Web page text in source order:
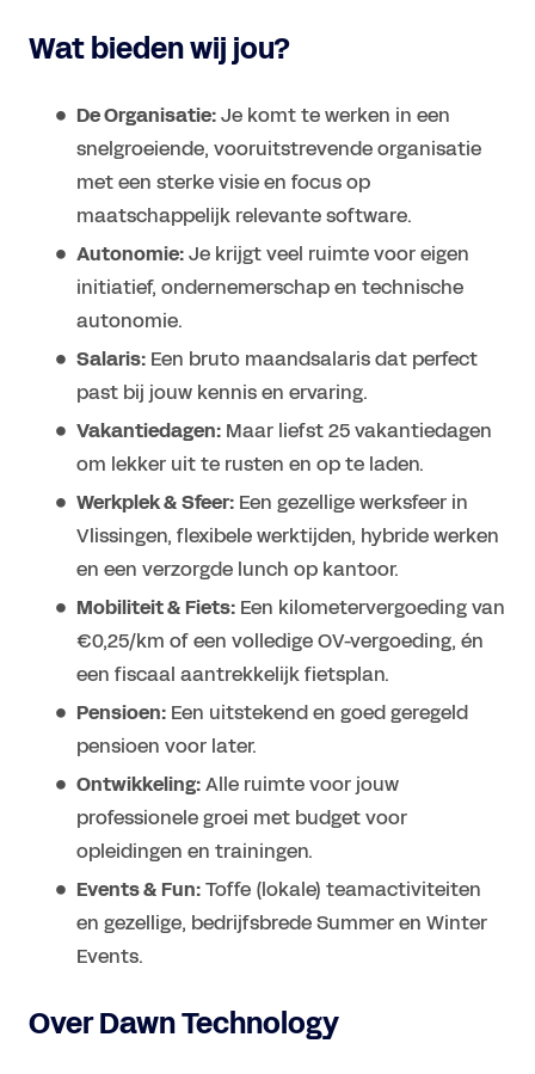
Wat bieden wij jou?
De Organisatie:Je komt te werken in een
snelgroeiende, vooruitstrevende organisatie
met een sterke visie en focus op
maatschappelijk relevante software.
Autonomie:Je krijgt veel ruimte voor eigen
initiatief, ondernemerschap en technische
autonomie.
Salaris: Een bruto maandsalaris dat perfect
past bij jouw kennis en ervaring.
Vakantiedagen: Maar liefst 25 vakantiedagen
om lekker uit te rusten en op te laden.
Werkplek & Sfeer: Een gezellige werksfeer in
Vlissingen, flexibele werktijden, hybride werken
en een verzorgde lunch op kantoor.
Mobiliteit & Fiets: Een kilometervergoeding van
€0,25/km of een volledige OV-vergoeding, én
een fiscaal aantrekkelijk fietsplan.
Pensioen: Een uitstekend en goed geregeld
pensioen voor later.
Ontwikkeling:Alle ruimte voor jouw
professionele groei met budget voor
opleidingen en trainingen.
Events & Fun:Toffe (lokale) teamactiviteiten
en gezellige, bedrijfsbrede Summer en Winter
Events.
Over Dawn Technology